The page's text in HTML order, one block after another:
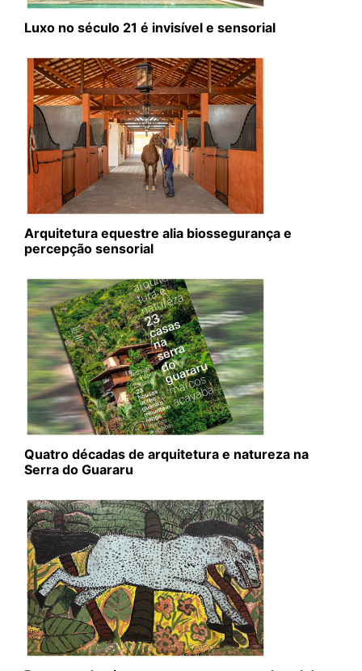
Luxo no século 21 é invisível e sensorial
Arquitetura equestre alia biossegurança e
percepção sensorial
Quatro décadas de arquitetura e natureza na
Serra do Guararu